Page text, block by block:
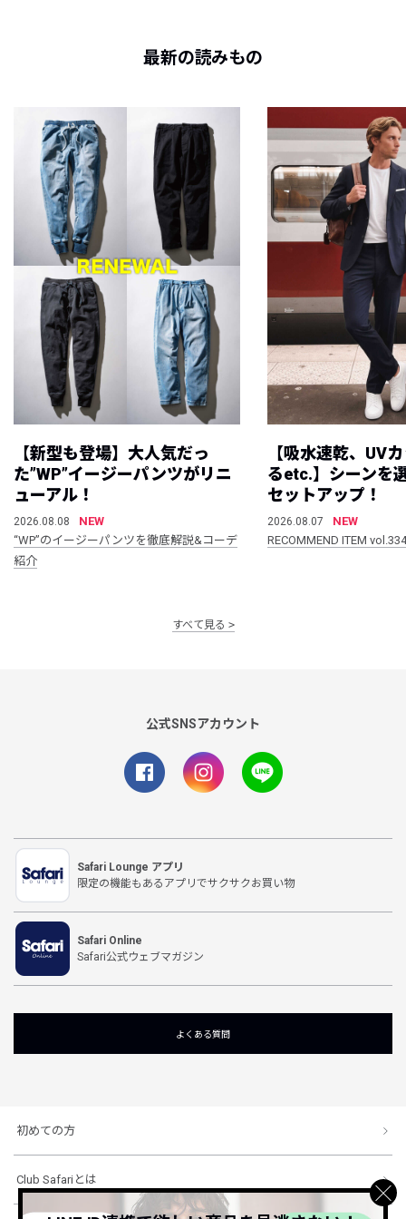
最新の読みもの
【新型も登場】大人気だっ
た”WP”イージーパンツがリニ
ューアル！
2026.08.08
NEW
“WP”のイージーパンツを徹底解説&コーデ
紹介
【吸水速乾、UV
るetc.】シーンを
セットアップ！
2026.08.07
NEW
RECOMMEND ITEM vol.334
すべて見る
公式SNSアカウント
Safari Lounge アプリ
限定の機能もあるアプリでサクサクお買い物
Safari Online
Safari公式ウェブマガジン
よくある質問
初めての方
Club Safariとは